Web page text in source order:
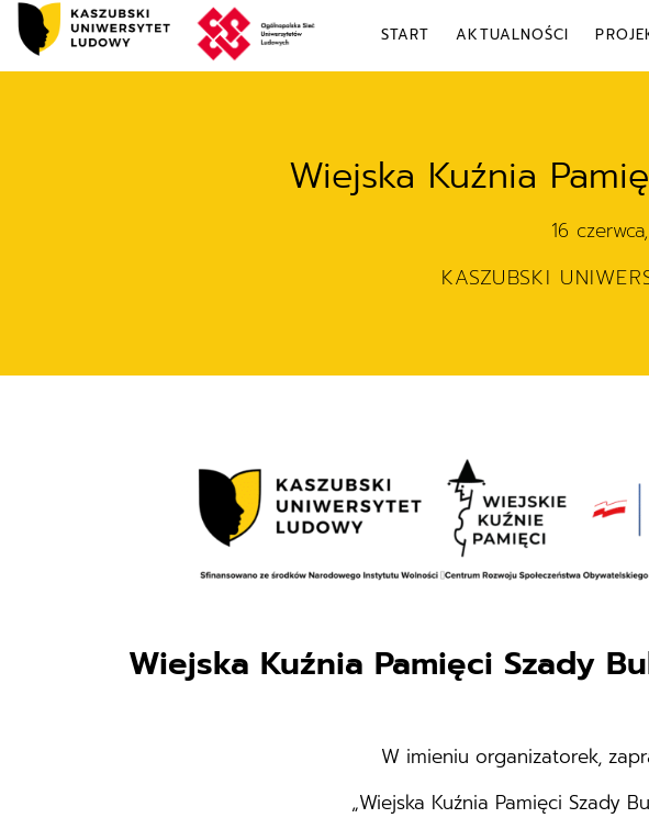
START AKTUALNOŚCI
Wiejska Kuźnia
16
KASZUBSKI
Wiejska Kuźnia Pamięci Szady
W imieniu organizatorek,
„Wiejska Kuźnia Pamięci Szady